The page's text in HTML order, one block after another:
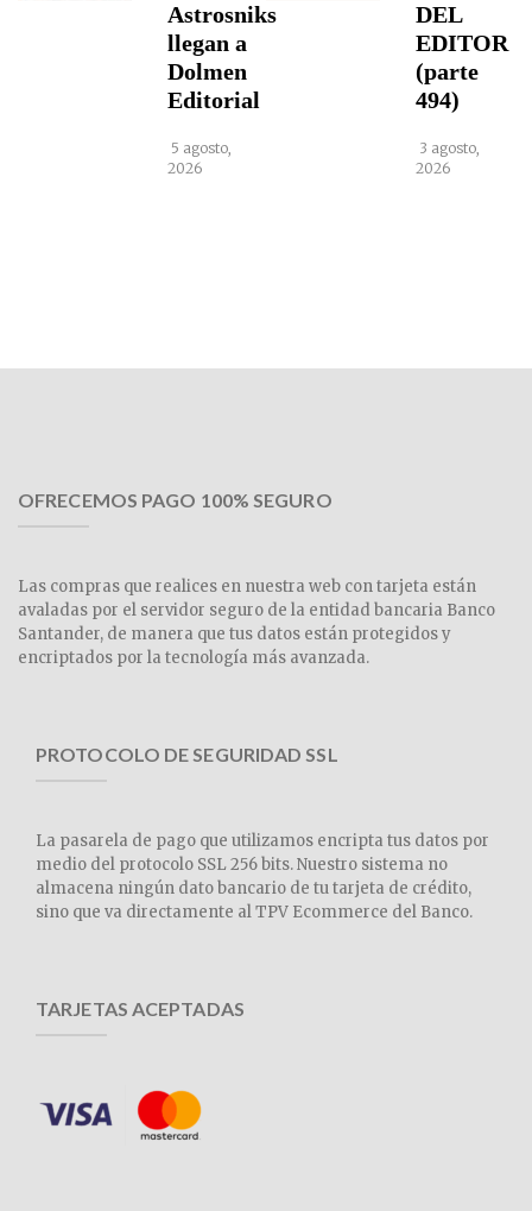
Astrosniks
llegan a
Dolmen
Editorial
5 agosto,
2026
DEL
EDITOR
(parte
494)
3 agosto,
2026
OFRECEMOS PAGO 100% SEGURO
Las compras que realices en nuestra web con tarjeta están
avaladas por el servidor seguro de la entidad bancaria Banco
Santander, de manera que tus datos están protegidos y
encriptados por la tecnología más avanzada.
PROTOCOLO DE SEGURIDAD SSL
La pasarela de pago que utilizamos encripta tus datos por
medio del protocolo SSL 256 bits. Nuestro sistema no
almacena ningún dato bancario de tu tarjeta de crédito,
sino que va directamente al TPV Ecommerce del Banco.
TARJETAS ACEPTADAS